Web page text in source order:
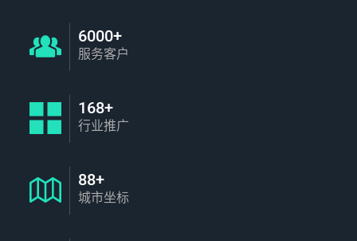
6000+
服务客户
168+
行业推广
88+
城市坐标